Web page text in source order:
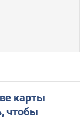
карты
чтобы